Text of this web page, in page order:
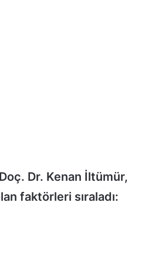
Dr. Kenan İltümür,
faktörleri sıraladı: